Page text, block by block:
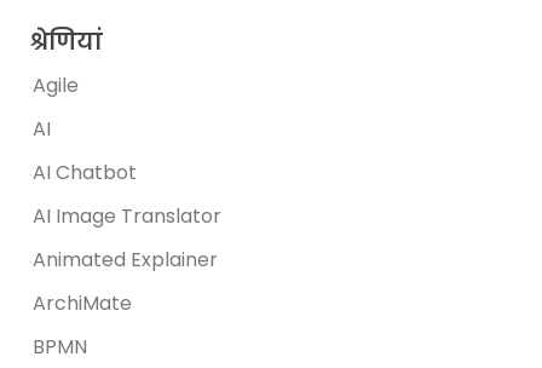
श्रेणियां
Agile
AI
AI Chatbot
AI Image Translator
Animated Explainer
ArchiMate
BPMN